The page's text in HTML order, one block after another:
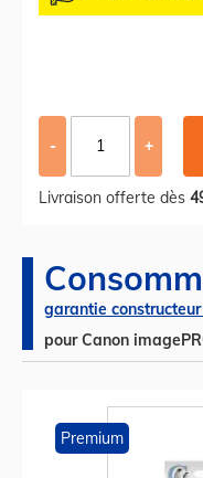
- +
Livraison offerte dès
garantie
pour Canon
Premium